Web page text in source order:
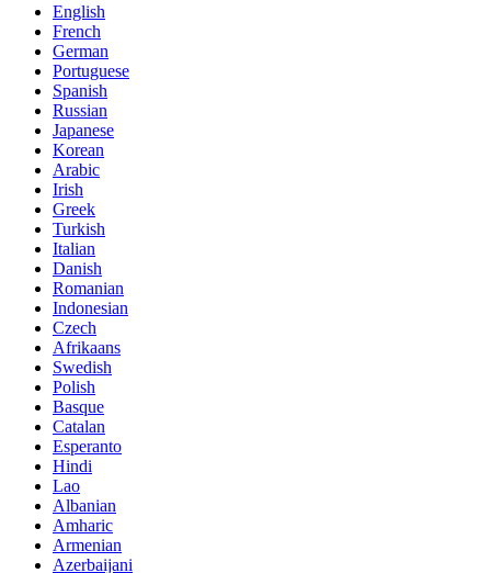
English
French
German
Portuguese
Spanish
Russian
Japanese
Korean
Arabic
Irish
Greek
Turkish
Italian
Danish
Romanian
Indonesian
Czech
Afrikaans
Swedish
Polish
Basque
Catalan
Esperanto
Hindi
Lao
Albanian
Amharic
Armenian
Azerbaijani